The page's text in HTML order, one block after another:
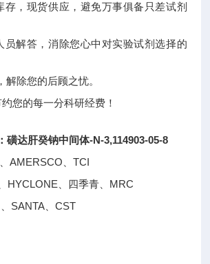
存，现货供应，避免万事俱备只差试剂
员解答，消除您心中对实验试剂选择的
解除您的后顾之忧。
您的每一分科研经费！
磺达肝癸钠中间体-N-3,114903-05-8
AMERSCO、TCI
HYCLONE、四季青、MRC
SANTA、CST